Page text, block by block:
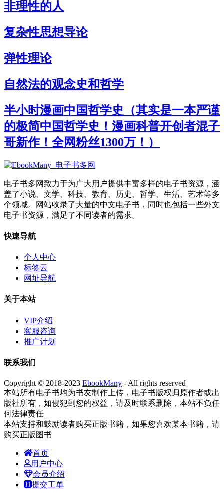
非理性的人
复杂性思想导论
弹性理论
自然法的观念史和哲学
半小时漫画中国哲学史（其实是一本严谨
的极简中国哲学史！漫画科普开创者混子
哥新作！全网粉丝1300万！）
电子书多网致力于为广大用户提供丰富多样的电子书资源，涵
盖了小说、文学、科技、教育、历史、哲学、生活、艺术等多
个领域。网站收录了大量的中文电子书，同时也包括一些外文
电子书资源，满足了不同读者的需求。
快速导航
个人中心
标签云
网址导航
关于本站
VIP介绍
客服咨询
推广计划
联系我们
Copyright © 2018-2023 EbookMany - All rights reserved
本站所有电子书均为书友制作上传，电子书版权归原作者或出
版社所有，如侵犯到您的权益，请及时联系删除，本站不负任
何法律责任
本站支持和鼓励读者购买正版书籍，如果您喜欢某本书籍，请
购买正版图书
首页
用户中心
会员介绍
提交工单